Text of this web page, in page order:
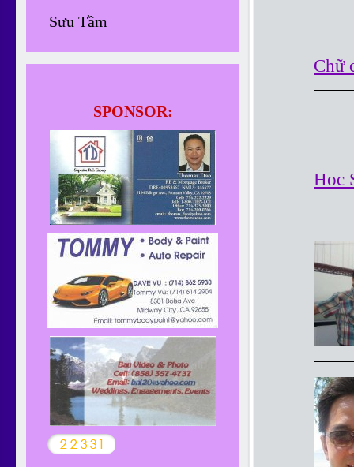
Chữ
Hoc
Sưu Tầm
SPONSOR: